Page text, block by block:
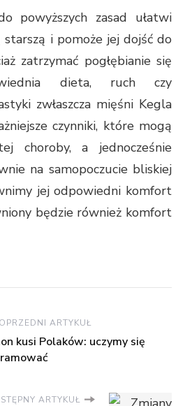
powyższych zasad ułatwi
starszą i pomoże jej dojść do
zatrzymać pogłębianie się
dieta, ruch czy
zwłaszcza mięśni Kegla
czynniki, które mogą
choroby, a jednocześnie
na samopoczucie bliskiej
jej odpowiedni komfort
będzie również komfort
ARTYKUŁ
kusi Polaków: uczymy się
ARTYKUŁ